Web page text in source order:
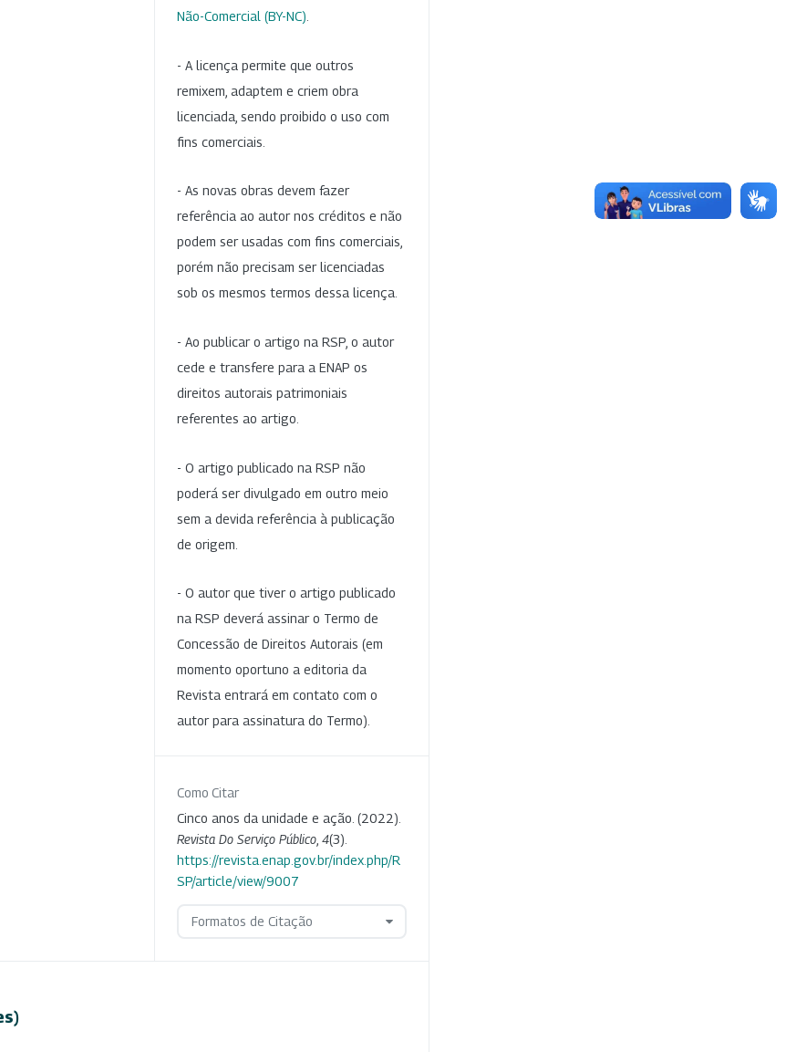
Não-Comercial (BY-NC)
- A licença permite que outros
remixem, adaptem e criem obra
licenciada, sendo proibido o uso com
fins comerciais.
- As novas obras devem fazer
referência ao autor nos créditos e não
podem ser usadas com fins comerciais,
porém não precisam ser licenciadas
sob os mesmos termos dessa licença.
- Ao publicar o artigo na RSP, o autor
cede e transfere para a ENAP os
direitos autorais patrimoniais
referentes ao artigo.
- O artigo publicado na RSP não
poderá ser divulgado em outro meio
sem a devida referência à publicação
de origem.
- O autor que tiver o artigo publicado
na RSP deverá assinar o Termo de
Concessão de Direitos Autorais (em
momento oportuno a editoria da
Revista entrará em contato com o
autor para assinatura do Termo).
Como Citar
Cinco anos da unidade e ação. (2022).
Revista Do Serviço Público 4(3).
https://revista.enap.gov.br/index.php/R
SP/article/view/9007
Formatos de Citação